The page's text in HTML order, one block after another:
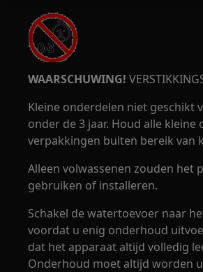
WAARSCHUWING!
Kleine onderdelen niet geschikt
onder de 3 jaar. Houd alle kleine
verpakkingen buiten bereik van
Alleen volwassenen zouden het
gebruiken of installeren.
Schakel de watertoevoer naar
voordat u enig onderhoud
dat het apparaat altijd volledig
Onderhoud moet altijd worden